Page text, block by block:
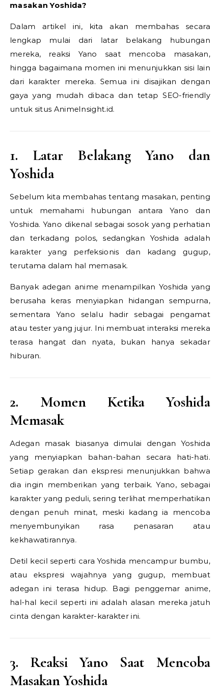
masakan Yoshida?
Dalam artikel ini, kita akan membahas secara
lengkap mulai dari latar belakang hubungan
mereka, reaksi Yano saat mencoba masakan,
hingga bagaimana momen ini menunjukkan sisi lain
dari karakter mereka. Semua ini disajikan dengan
gaya yang mudah dibaca dan tetap SEO-friendly
untuk situs AnimeInsight.id.
1. Latar Belakang Yano dan
Yoshida
Sebelum kita membahas tentang masakan, penting
untuk memahami hubungan antara Yano dan
Yoshida. Yano dikenal sebagai sosok yang perhatian
dan terkadang polos, sedangkan Yoshida adalah
karakter yang perfeksionis dan kadang gugup,
terutama dalam hal memasak.
Banyak adegan anime menampilkan Yoshida yang
berusaha keras menyiapkan hidangan sempurna,
sementara Yano selalu hadir sebagai pengamat
atau tester yang jujur. Ini membuat interaksi mereka
terasa hangat dan nyata, bukan hanya sekadar
hiburan.
2. Momen Ketika Yoshida
Memasak
Adegan masak biasanya dimulai dengan Yoshida
yang menyiapkan bahan-bahan secara hati-hati.
Setiap gerakan dan ekspresi menunjukkan bahwa
dia ingin memberikan yang terbaik. Yano, sebagai
karakter yang peduli, sering terlihat memperhatikan
dengan penuh minat, meski kadang ia mencoba
menyembunyikan rasa penasaran atau
kekhawatirannya.
Detil kecil seperti cara Yoshida mencampur bumbu,
atau ekspresi wajahnya yang gugup, membuat
adegan ini terasa hidup. Bagi penggemar anime,
hal-hal kecil seperti ini adalah alasan mereka jatuh
cinta dengan karakter-karakter ini.
3. Reaksi Yano Saat Mencoba
Masakan Yoshida